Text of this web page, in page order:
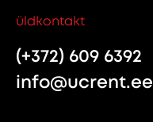
üldkontakt
(+372) 609 6392
info@ucrent.ee